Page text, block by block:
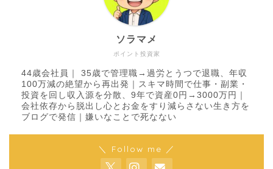
ポイント投資家
ソラマメ
44歳会社員｜ 35歳で管理職→過労とうつで退職、年収
100万減の絶望から再出発｜スキマ時間で仕事・副業・
投資を回し収入源を分散、9年で資産0円→3000万円｜
会社依存から脱出し心とお金をすり減らさない生き方を
ブログで発信｜嫌いなことで死なない
＼ Follow me ／